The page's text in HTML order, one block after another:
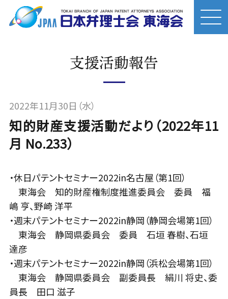
支援活動報告
知的財産支援活動だより（2022年11
月 No.233）
2022年11月30日（水）
・休日パテントセミナー2022in名古屋（第1回）
東海会 知的財産権制度推進委員会 委員 福
嶋 亨、野崎 洋平
・週末パテントセミナー2022in静岡（静岡会場第1回）
東海会 静岡県委員会 委員 石垣 春樹、石垣
達彦
・週末パテントセミナー2022in静岡（浜松会場第1回）
東海会 静岡県委員会 副委員長 絹川 将史、委
員長 田口 滋子